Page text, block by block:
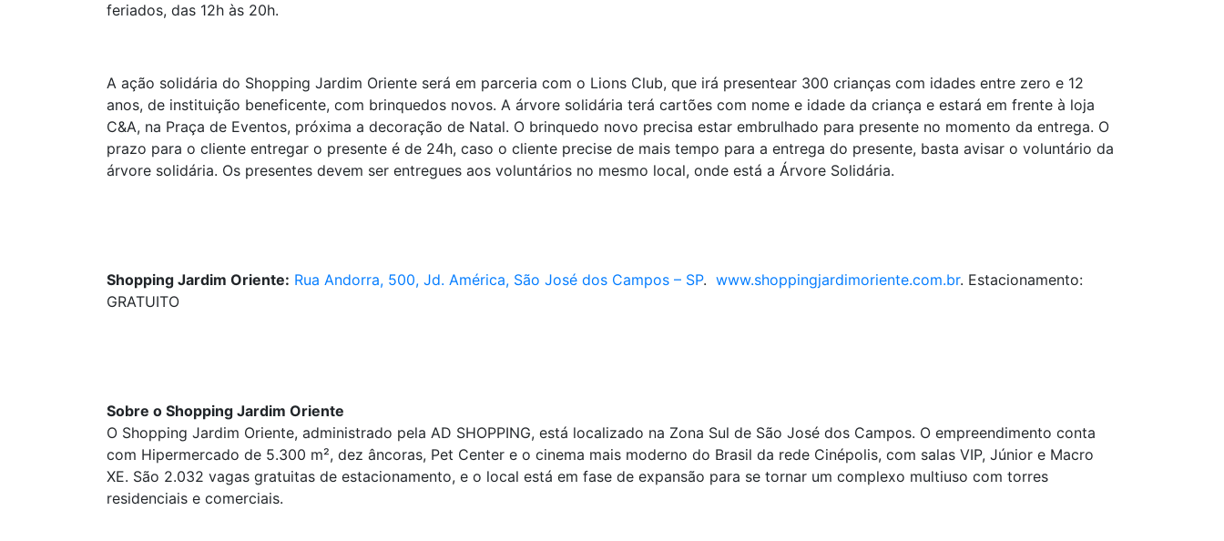
feriados, das 12h às 20h.
A ação solidária do Shopping Jardim Oriente será em parceria com o Lions Club, que irá presentear 300 crianças com idades entre zero e 12
anos, de instituição beneficente, com brinquedos novos. A árvore solidária terá cartões com nome e idade da criança e estará em frente à loja
C&A, na Praça de Eventos, próxima a decoração de Natal. O brinquedo novo precisa estar embrulhado para presente no momento da entrega. O
prazo para o cliente entregar o presente é de 24h, caso o cliente precise de mais tempo para a entrega do presente, basta avisar o voluntário da
árvore solidária. Os presentes devem ser entregues aos voluntários no mesmo local, onde está a Árvore Solidária.
Shopping Jardim Oriente: Rua Andorra, 500, Jd. América, São José dos Campos – SP. www.shoppingjardimoriente.com.br. Estacionamento:
GRATUITO
Sobre o Shopping Jardim Oriente
O Shopping Jardim Oriente, administrado pela AD SHOPPING, está localizado na Zona Sul de São José dos Campos. O empreendimento conta
com Hipermercado de 5.300 m², dez âncoras, Pet Center e o cinema mais moderno do Brasil da rede Cinépolis, com salas VIP, Júnior e Macro
XE. São 2.032 vagas gratuitas de estacionamento, e o local está em fase de expansão para se tornar um complexo multiuso com torres
residenciais e comerciais.